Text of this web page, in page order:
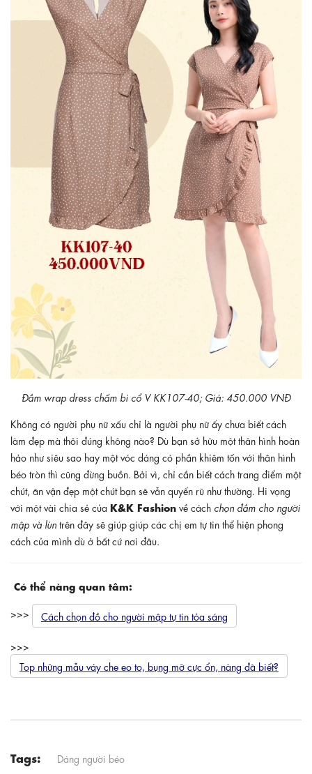
Đầm wrap dress chấm bi cổ V KK107-40; Giá: 450.000 VNĐ
Không có người phụ nữ xấu chỉ là người phụ nữ ấy chưa biết cách
làm đẹp mà thôi đúng không nào? Dù bạn sở hữu một thân hình hoàn
hảo như siêu sao hay một vóc dáng có phần khiêm tốn với thân hình
béo tròn thì cũng đừng buồn. Bởi vì, chỉ cần biết cách trang điểm một
chút, ăn vận đẹp một chút bạn sẽ vẫn quyến rũ như thường. Hi vọng
với một vài chia sẻ của K&K Fashion về cách chọn đầm cho người
mập và lùn trên đây sẽ giúp giúp các chị em tự tin thể hiện phong
cách của mình dù ở bất cứ nơi đâu.
Có thể nàng quan tâm:
>>> Cách chọn đồ cho người mập tự tin tỏa sáng
>>>
Top những mẫu váy che eo to, bụng mỡ cực ổn, nàng đã biết?
Tags: Dáng người béo